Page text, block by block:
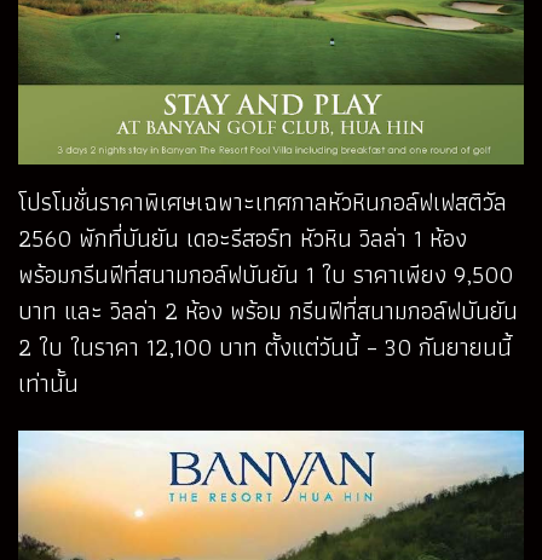
โปรโมชั่นราคาพิเศษเฉพาะเทศกาลหัวหินกอล์ฟเฟสติวัล
2560 พักที่บันยัน เดอะรีสอร์ท หัวหิน วิลล่า 1 ห้อง
พร้อมกรีนฟีที่สนามกอล์ฟบันยัน 1 ใบ ราคาเพียง 9,500
บาท และ วิลล่า 2 ห้อง พร้อม กรีนฟีที่สนามกอล์ฟบันยัน
2 ใบ ในราคา 12,100 บาท ตั้งแต่วันนี้ – 30 กันยายนนี้
เท่านั้น